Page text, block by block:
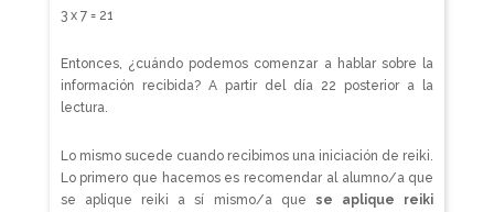
3 x 7 = 21
Entonces, ¿cuándo podemos comenzar a hablar sobre la
información recibida? A partir del día 22 posterior a la
lectura.
Lo mismo sucede cuando recibimos una iniciación de reiki.
Lo primero que hacemos es recomendar al alumno/a que
se aplique reiki a sí mismo/a que se aplique reiki